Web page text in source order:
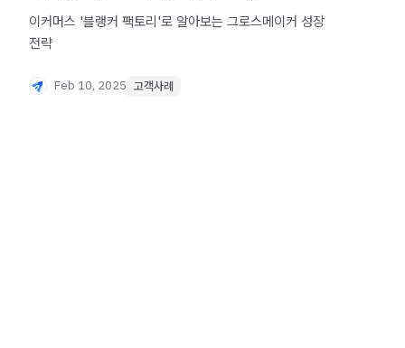
이커머스 '블랭커 팩토리'로 알아보는 그로스메이커 성장
전략
Feb 10, 2025 고객사례